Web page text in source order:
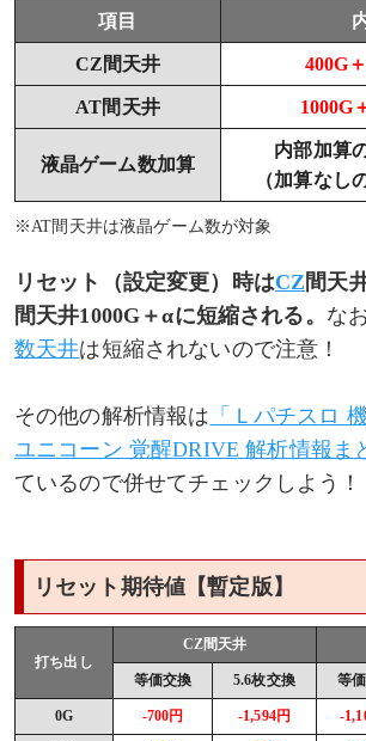
項目
CZ間天井 400G
AT間天井 1000G
液晶ゲーム数加算
内部加算
（加算なし
※AT間天井は液晶ゲーム数が対象
リセット（設定変更）時はCZ 間天
間天井1000G＋αに短縮される。 な
数天井は短縮されないので注意！
その他の解析情報は 「Ｌパチスロ
ユニコーン 覚醒DRIVE 解析情報ま
ているので併せてチェックしよう！
リセット期待値【暫定版】
打ち出し
CZ間天井
等価交換 5.6枚交換 等
0G -700円 -1,594円 -